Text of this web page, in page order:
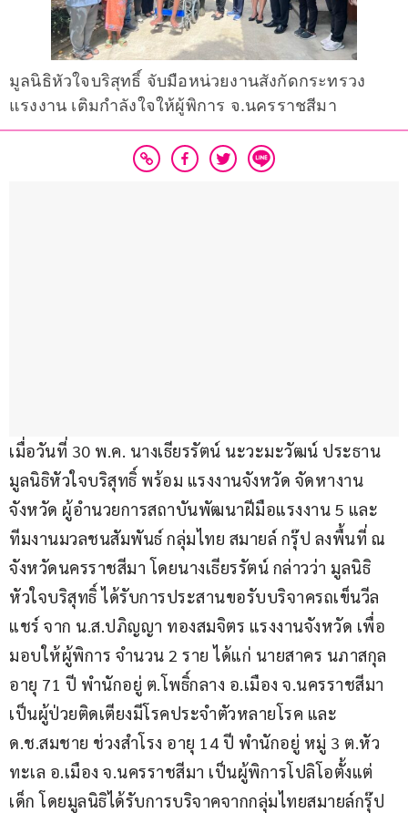
มูลนิธิหัวใจบริสุทธิ์ จับมือหน่วยงานสังกัดกระทรวง
แรงงาน เติมกำลังใจให้ผู้พิการ จ.นครราชสีมา
เมื่อวันที่ 30 พ.ค. นางเธียรรัตน์ นะวะมะวัฒน์ ประธาน
มูลนิธิหัวใจบริสุทธิ์ พร้อม แรงงานจังหวัด จัดหางาน
จังหวัด ผู้อำนวยการสถาบันพัฒนาฝีมือแรงงาน 5 และ
ทีมงานมวลชนสัมพันธ์ กลุ่มไทย สมายล์ กรุ๊ป ลงพื้นที่ ณ
จังหวัดนครราชสีมา โดยนางเธียรรัตน์ กล่าวว่า มูลนิธิ
หัวใจบริสุทธิ์ ได้รับการประสานขอรับบริจาครถเข็นวีล
แชร์ จาก น.ส.ปภิญญา ทองสมจิตร แรงงานจังหวัด เพื่อ
มอบให้ผู้พิการ จำนวน 2 ราย ได้แก่ นายสาคร นภาสกุล
อายุ 71 ปี พำนักอยู่ ต.โพธิ์กลาง อ.เมือง จ.นครราชสีมา
เป็นผู้ป่วยติดเตียงมีโรคประจำตัวหลายโรค และ
ด.ช.สมชาย ช่วงสำโรง อายุ 14 ปี พำนักอยู่ หมู่ 3 ต.หัว
ทะเล อ.เมือง จ.นครราชสีมา เป็นผู้พิการโปลิโอตั้งแต่
เด็ก โดยมูลนิธิได้รับการบริจาคจากกลุ่มไทยสมายล์กรุ๊ป